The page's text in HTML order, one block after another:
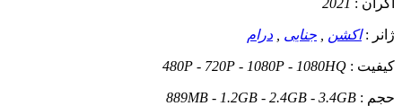
ژانر :اکشن جنایی درام
کیفیت : 480P - 720P - 1080P - 1080HQ
حجم : 889MB - 1.2GB - 2.4GB - 3.4GB